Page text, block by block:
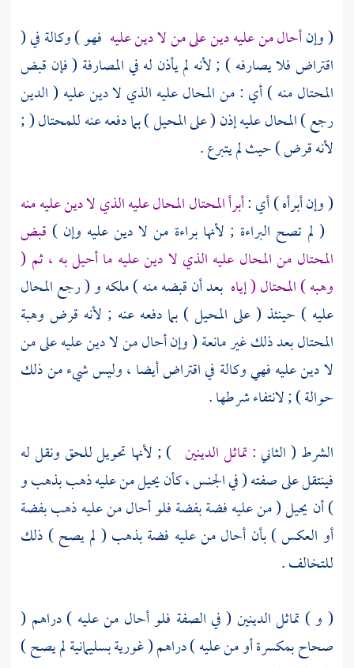
( وإنأحال من عليه دين على من لا دين عليه فهو ) وكالة في (
اقتراض فلا يصارفه ) ; لأنه لم يأذن له في المصارفة ( فإن قبض
المحتال منه ) أي : من المحال عليه الذي لا دين عليه ( الدين
رجع ) المحال عليه إذن ( على المحيل ) بما دفعه عنه للمحتال ( ;
لأنه قرض ) حيث لم يتبرع .
( وإن أبرأه ) أي :أبرأ المحتال المحال عليه الذي لا دين عليه منه
( لم تصح البراءة ; لأنها براءة من لا دين عليه وإن ) قبض
المحتال من المحال عليه الذي لا دين عليه ما أحيل به ، ثم (
وهبه ) المحتال ( إياه بعد أن قبضه منه ) ملكه و ( رجع المحال
عليه ) حينئذ ( على المحيل ) بما دفعه عنه ; لأنه قرض وهبة
المحتال بعد ذلك غير مانعة ( وإن أحال من لا دين عليه على من
لا دين عليه فهي وكالة في اقتراض أيضا ، وليس شيء من ذلك
حوالة ) ; لانتفاء شرطها .
الشرط ( الثاني: تماثل الدينين ) ; لأنها تحويل للحق ونقل له
فينتقل على صفته ( في الجنس ، كأن يحيل من عليه ذهب بذهب و
) أن يحيل ( من عليه فضة بفضة فلو أحال من عليه ذهب بفضة
أو العكس ) بأن أحال من عليه فضة بذهب ( لم يصح ) ذلك
للتخالف .
( و ) تماثل الدينين ( في الصفة فلو أحال من عليه ) دراهم (
صحاح بمكسرة أو من عليه ) دراهم ( غورية بسليمانية لم يصح )